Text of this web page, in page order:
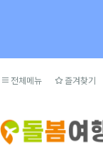
전체메뉴 즐겨찾기